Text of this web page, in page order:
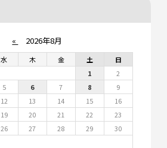
« 2026年8月
水 木 金 土
日
1
2
5 6 7 8
9
12 13 14 15
16
19 20 21 22
23
26 27 28 29
30